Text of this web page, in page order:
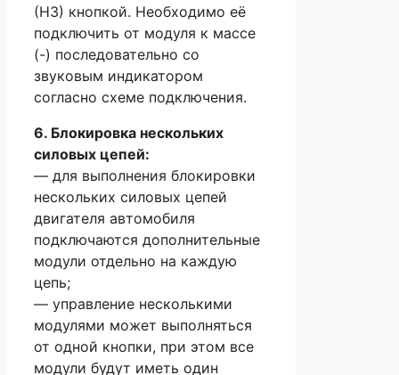
(НЗ) кнопкой. Необходимо её
подключить от модуля к массе
(-) последовательно со
звуковым индикатором
согласно схеме подключения.
6. Блокировка нескольких
силовых цепей:
— для выполнения блокировки
нескольких силовых цепей
двигателя автомобиля
подключаются дополнительные
модули отдельно на каждую
цепь;
— управление несколькими
модулями может выполняться
от одной кнопки, при этом все
модули будут иметь один